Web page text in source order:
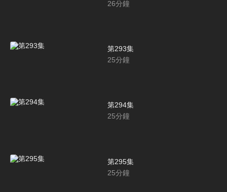
26分鐘
第293集
25分鐘
第294集
25分鐘
第295集
25分鐘